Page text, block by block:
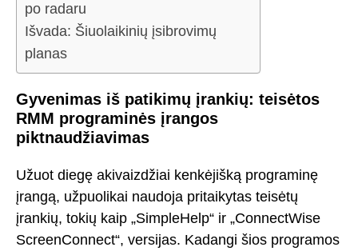
po radaru
Išvada: Šiuolaikinių įsibrovimų
planas
Gyvenimas iš patikimų įrankių: teisėtos
RMM programinės įrangos
piktnaudžiavimas
Užuot diegę akivaizdžiai kenkėjišką programinę
įrangą, užpuolikai naudoja pritaikytas teisėtų
įrankių, tokių kaip „SimpleHelp“ ir „ConnectWise
ScreenConnect“, versijas. Kadangi šios programos